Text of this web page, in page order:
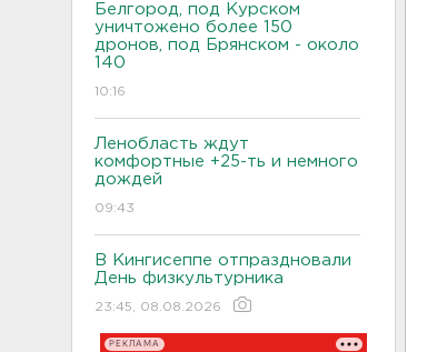
Белгород, под Курском
уничтожено более 150
дронов, под Брянском - около
140
10:16
Ленобласть ждут
комфортные +25-ть и немного
дождей
09:43
В Кингисеппе отпраздновали
День физкультурника
23:45, 08.08.2026
РЕКЛАМА